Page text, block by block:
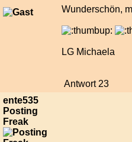
Wunderschön,
LG Michaela
Antwort 23
ente535
Posting
Freak